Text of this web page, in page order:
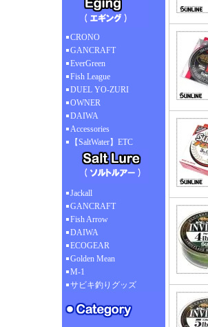
CRONO
GANCRAFT
EverGreen
Fish League
DUEL YO-ZURI
OWNER
DAIWA
Accessories
【SaltWater】ETC
Jackall
GANCRAFT
Fish Arrow
DAIWA
ECOGEAR
Golden Mean
M-1
サビキ釣りグッズ